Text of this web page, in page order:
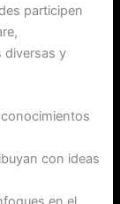
participen
diversas y
con ideas